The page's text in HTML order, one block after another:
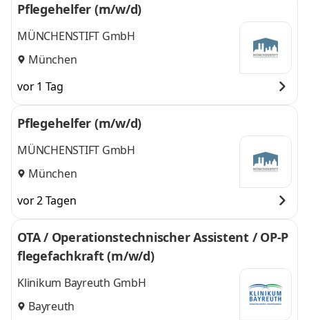
Pflegehelfer (m/w/d)
MÜNCHENSTIFT GmbH
München
vor 1 Tag
Pflegehelfer (m/w/d)
MÜNCHENSTIFT GmbH
München
vor 2 Tagen
OTA / Operationstechnischer Assistent / OP-P
flegefachkraft (m/w/d)
Klinikum Bayreuth GmbH
Bayreuth